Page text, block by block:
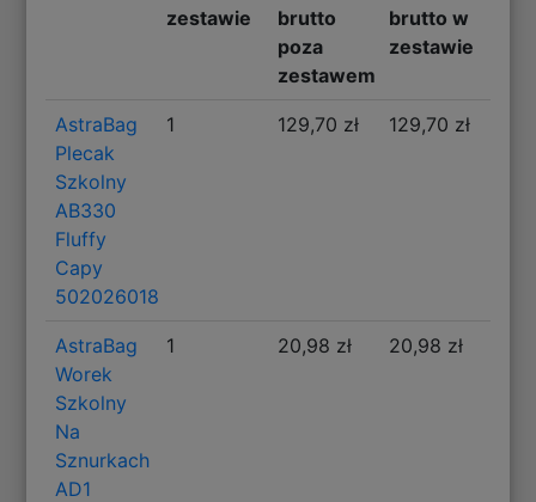
zestawie
brutto
poza
zestawem
brutto w
zestawie
AstraBag
Plecak
Szkolny
AB330
Fluffy
Capy
502026018
1 129,70 zł 129,70 zł
AstraBag
Worek
Szkolny
Na
Sznurkach
AD1
1 20,98 zł 20,98 zł